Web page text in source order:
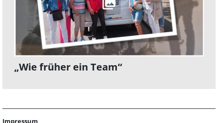
„Wie früher ein Team“
Impressum